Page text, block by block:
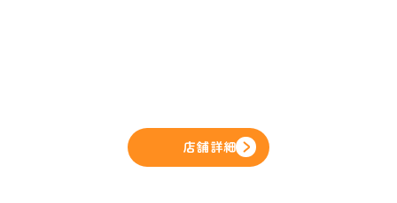
店舗詳細